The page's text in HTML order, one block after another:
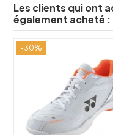
Les clients qui ont
également acheté :
-30%